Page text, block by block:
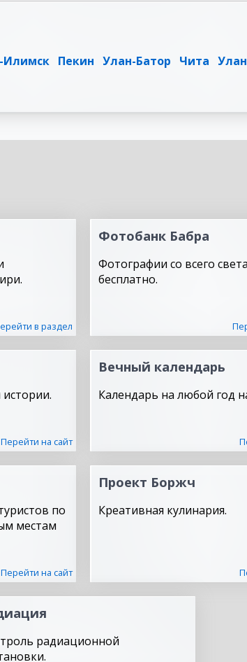
Илимск Пекин Улан-Батор Чита
в раздел
Фотобанк Бабра
Фотографии со всего
бесплатно.
Перейти на сайт
Вечный календарь
Календарь на любой год
по
местам
Перейти на сайт
Проект Боржч
Креативная кулинария.
радиационной